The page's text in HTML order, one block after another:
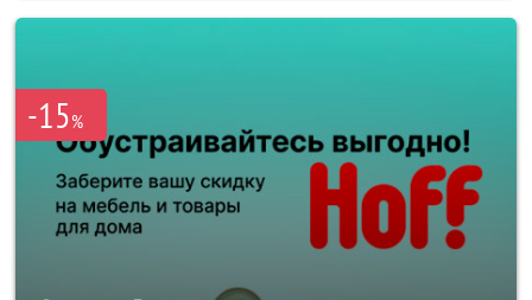
-15%